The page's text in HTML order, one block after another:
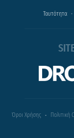
Ταυτότητα
Όροι Χρήσης Πολιτική